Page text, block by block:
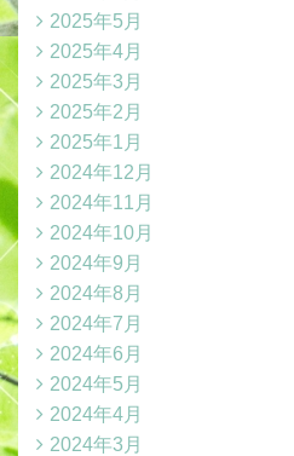
2025年5月
2025年4月
2025年3月
2025年2月
2025年1月
2024年12月
2024年11月
2024年10月
2024年9月
2024年8月
2024年7月
2024年6月
2024年5月
2024年4月
2024年3月